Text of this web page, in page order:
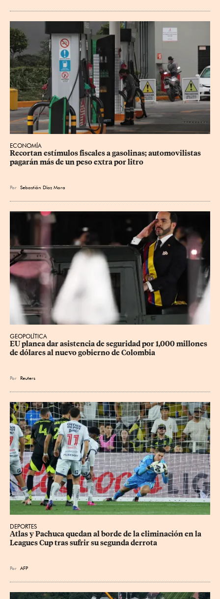
ECONOMÍA
Recortan estímulos fiscales a gasolinas; automovilistas
pagarán más de un peso extra por litro
Por Sebastián Díaz Mora
GEOPOLÍTICA
EU planea dar asistencia de seguridad por 1,000 millones
de dólares al nuevo gobierno de Colombia
Por Reuters
DEPORTES
Atlas y Pachuca quedan al borde de la eliminación en la
Leagues Cup tras sufrir su segunda derrota
Por AFP